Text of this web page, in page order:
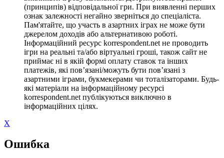
(принципів) відповідальної гри. При виявленні перших
ознак залежності негайно зверніться до спеціаліста.
Пам'ятайте, що участь в азартних іграх не може бути
джерелом доходів або альтернативою роботі.
Інформаційний ресурс korrespondent.net не проводить
ігри на реальні та/або віртуальні гроші, також сайт не
приймає ні в якій формі оплату ставок та інших
платежів, які пов’язані/можуть бути пов’язані з
азартними іграми, букмекерами чи тоталізаторами. Будь-
які матеріали на інформаційному ресурсі
korrespondent.net публікуються виключно в
інформаційних цілях.
X
Ошибка